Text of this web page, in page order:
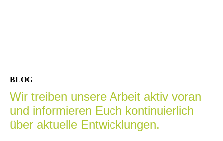
BLOG
Wir treiben unsere Arbeit aktiv voran
und informieren Euch kontinuierlich
über aktuelle Entwicklungen.